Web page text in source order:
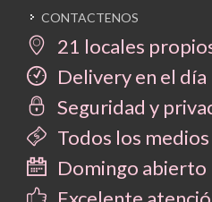
CONTACTENOS
21 locales
Delivery en el día
Seguridad y
Todos los
Domingo abierto